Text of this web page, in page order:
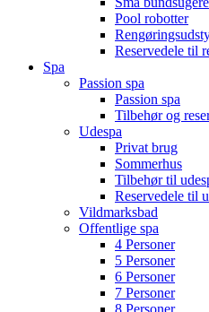
Pool robotter
Reservedele til
Spa
Passion spa
Passion spa
Tilbehør og
Udespa
Privat brug
Sommerhus
Tilbehør til
Reservedele til
Vildmarksbad
Offentlige spa
4 Personer
5 Personer
6 Personer
7 Personer
8 Personer